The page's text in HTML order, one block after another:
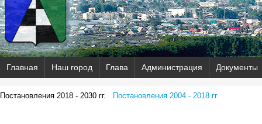
Главная Наш город Глава Администрация Документы
Постановления 2018 - 2030 гг. Постановления 2004 - 2018 гг.